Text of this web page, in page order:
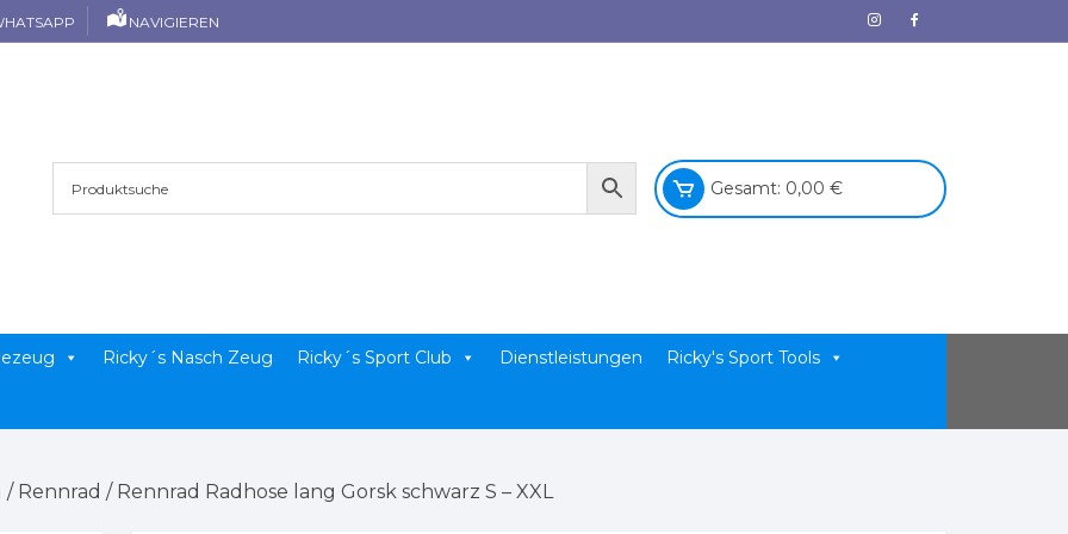
NAVIGIEREN
Gesamt: 0,00 €
Ricky´s Nasch Zeug Ricky´s Sport Club Dienstleistungen Ricky's Sport Tools
/ Rennrad / Rennrad Radhose lang Gorsk schwarz S – XXL